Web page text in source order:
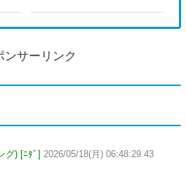
ンサーリンク
グ) [ﾆﾀﾞ] 2026/05/18(月) 06:48:29.43